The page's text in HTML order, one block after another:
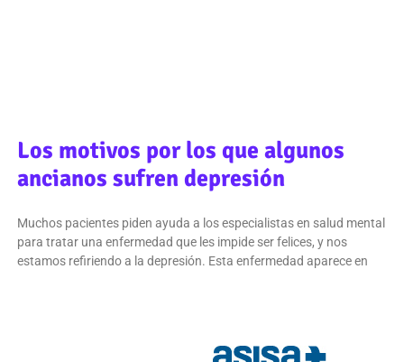
Los motivos por los que algunos
ancianos sufren depresión
Muchos pacientes piden ayuda a los especialistas en salud mental
para tratar una enfermedad que les impide ser felices, y nos
estamos refiriendo a la depresión. Esta enfermedad aparece en